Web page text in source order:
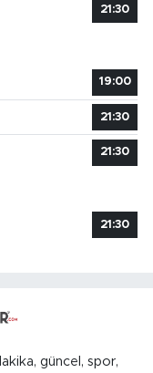
21:30
19:00
21:30
21:30
21:30
güncel, spor,